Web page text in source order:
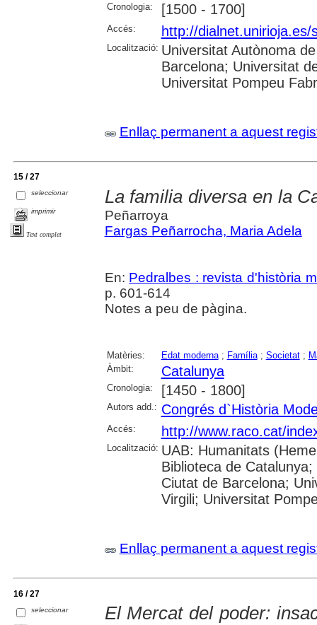
Cronologia: [1500 - 1700]
Accés: http://dialnet.unirioja.es/
Localització: Universitat Autònoma
Barcelona; Universitat
Universitat Pompeu
Enllaç permanent a aquest
15 / 27
seleccionar
imprimir
Text complet
La familia diversa en la
Peñarroya
Fargas Peñarrocha, Maria Adela
En: Pedralbes : revista d'història
p. 601-614
Notes a peu de pàgina.
Matèries: Edat moderna; Família; Societat;
Àmbit:
Catalunya
Cronologia: [1450 - 1800]
Autors add.: Congrés d`Història
Accés: http://www.raco.cat/
Localització: UAB: Humanitats
Biblioteca de
Ciutat de Barcelona;
Virgili; Universitat
Enllaç permanent a aquest
16 / 27
seleccionar
El Mercat del poder: